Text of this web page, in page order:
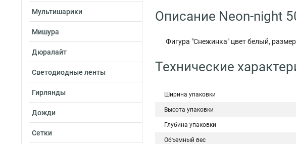
Мультишарики
Мишура
Дюралайт
Светодиодные ленты
Гирлянды
Дожди
Сетки
Описание Neon-night
Фигура "Снежинка" цвет белый,
Технические
Ширина упаковки
Высота упаковки
Глубина упаковки
Объемный вес